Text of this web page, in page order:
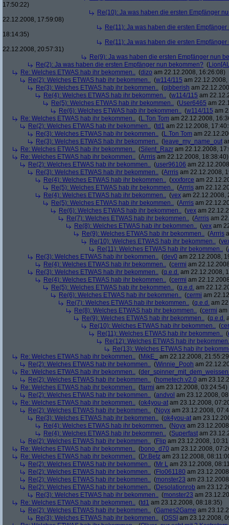
17:50:22)
Re(10): Ja was haben die ersten Empfänger
22.12.2008, 17:59:08)
Re(11): Ja was haben die ersten
18:14:35)
Re(11): Ja was haben die ersten
22.12.2008, 20:57:31)
Re(9): Ja was haben die ersten Empfänger nun
Re(2): Ja was haben die ersten Empfänger nun bekommen? (
Re: Welches ETWAS hab ihr bekommen.. (dizo am 22.12.2008, 16:26:08)
Re(2): Welches ETWAS hab ihr bekommen.. (w114/115 am
Re(3): Welches ETWAS hab ihr bekommen.. (gibberish am
Re(4): Welches ETWAS hab ihr bekommen.. (w114/115 am
Re(5): Welches ETWAS hab ihr bekommen.. (User6465 am
Re(6): Welches ETWAS hab ihr bekommen.. (w114/115 am
Re: Welches ETWAS hab ihr bekommen.. (L.Ton Tom am 22.12.2008,
Re(2): Welches ETWAS hab ihr bekommen.. (td1 am 22.12.2008,
Re(3): Welches ETWAS hab ihr bekommen.. (L.Ton Tom am
Re(3): Welches ETWAS hab ihr bekommen.. ( leave_my_name_out
Re: Welches ETWAS hab ihr bekommen.. (Silent_Razr am 22.12.2008,
Re: Welches ETWAS hab ihr bekommen.. (Arrris am 22.12.2008, 18:38:40)
Re(2): Welches ETWAS hab ihr bekommen.. (user96106 am
Re(3): Welches ETWAS hab ihr bekommen.. (Arrris am 22.12.2008,
Re(4): Welches ETWAS hab ihr bekommen.. (xxxforce am
Re(5): Welches ETWAS hab ihr bekommen.. (Arrris am
Re(4): Welches ETWAS hab ihr bekommen.. (vex am 22.12.2008,
Re(5): Welches ETWAS hab ihr bekommen.. (Arrris am
Re(6): Welches ETWAS hab ihr bekommen.. (vex am
Re(7): Welches ETWAS hab ihr bekommen.. (Arrris am
Re(8): Welches ETWAS hab ihr bekommen.. (vex am
Re(9): Welches ETWAS hab ihr bekommen.. (Arrris
Re(10): Welches ETWAS hab ihr bekommen.. (
Re(11): Welches ETWAS hab ihr bekommen.. (
Re(3): Welches ETWAS hab ihr bekommen.. (dev0 am 22.12.2008,
Re(4): Welches ETWAS hab ihr bekommen.. (cermi am
Re(3): Welches ETWAS hab ihr bekommen.. (q.e.d. am 22.12.2008,
Re(4): Welches ETWAS hab ihr bekommen.. (cermi am
Re(5): Welches ETWAS hab ihr bekommen.. (q.e.d. am
Re(6): Welches ETWAS hab ihr bekommen.. (cermi am
Re(7): Welches ETWAS hab ihr bekommen.. (q.e.d. am
Re(8): Welches ETWAS hab ihr bekommen.. (cermi am
Re(9): Welches ETWAS hab ihr bekommen.. (q.e.d.
Re(10): Welches ETWAS hab ihr bekommen.. (
Re(11): Welches ETWAS hab ihr bekommen.. (
Re(12): Welches ETWAS hab ihr
Re(13): Welches ETWAS hab ihr
Re: Welches ETWAS hab ihr bekommen.. (MikE_
am 22.12.2008,
Re(2): Welches ETWAS hab ihr bekommen.. (Winnie_Pooh am
Re: Welches ETWAS hab ihr bekommen.. (
Re(2): Welches ETWAS hab ihr bekommen.. (hometech.v2.0 am
Re: Welches ETWAS hab ihr bekommen.. (farmi am 23.12.2008, 03:24:54)
Re(2): Welches ETWAS hab ihr bekommen.. (andvol am 23.12.2008,
Re: Welches ETWAS hab ihr bekommen.. (ok4you-at am 23.12.2008,
Re(2): Welches ETWAS hab ihr bekommen.. (Noyx am 23.12.2008,
Re(3): Welches ETWAS hab ihr bekommen.. (ok4you-at am
Re(4): Welches ETWAS hab ihr bekommen.. (Noyx am
Re(4): Welches ETWAS hab ihr bekommen.. (Superfast am
Re(2): Welches ETWAS hab ihr bekommen.. (Flip am 23.12.2008,
Re: Welches ETWAS hab ihr bekommen.. (bono_d70 am 23.12.2008,
Re: Welches ETWAS hab ihr bekommen.. (Dr.Betz am 23.12.2008,
Re(2): Welches ETWAS hab ihr bekommen.. (Mr L am 23.12.2008,
Re(2): Welches ETWAS hab ihr bekommen.. (Flo061180 am
Re(2): Welches ETWAS hab ihr bekommen.. (monster23 am
Re(2): Welches ETWAS hab ihr bekommen.. (Desolationrob am
Re(3): Welches ETWAS hab ihr bekommen.. (monster23 am
Re: Welches ETWAS hab ihr bekommen.. (td1 am 23.12.2008, 08:18:35)
Re(2): Welches ETWAS hab ihr bekommen.. (Games2Game am
Re(3): Welches ETWAS hab ihr bekommen.. (OSSI am 23.12.2008,